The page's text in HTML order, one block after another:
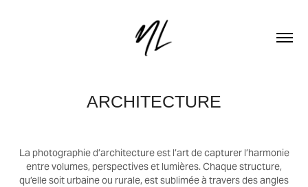
ARCHITECTURE
La photographie d’architecture est l’art de capturer l’harmonie
entre volumes, perspectives et lumières. Chaque structure,
qu’elle soit urbaine ou rurale, est sublimée à travers des angles